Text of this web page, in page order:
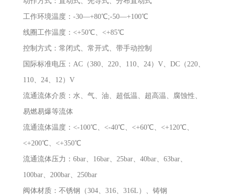
工作环境温度：-30—+80℃;-50—+100℃
线圈工作温度：<+50℃、<+85℃
控制方式：常闭式、常开式、带手动控制
国际标准电压：AC（380、220、110、24）V、DC（220、
110、24、12）V
流通流体介质：水、气、油、超低温、超高温、腐蚀性、
易燃易爆等流体
流通流体温度：<-100℃、<-40℃、<+60℃、<+120℃、
<+200℃、<+350℃
流通流体压力：6bar、16bar、25bar、40bar、63bar、
100bar、200bar、250bar
阀体材质：不锈钢（304、316、316L）、铸钢